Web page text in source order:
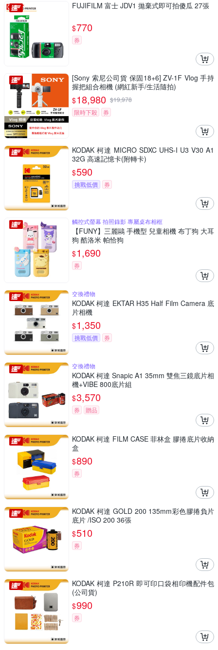
FUJIFILM 富士 JDV1 拋棄式即可拍傻瓜 27張
$770
券
[Sony 索尼公司貨 保固18+6] ZV-1F Vlog 手持
握把組合相機 (網紅新手/生活隨拍)
$18,980 $19,978
限時下殺
券
KODAK 柯達 MICRO SDXC UHS-I U3 V30 A1
32G 高速記憶卡(附轉卡)
$590
挑戰低價 券
觸控式螢幕 拍照錄影 專屬桌布相框
【FUNY】三麗鷗 手機型 兒童相機 布丁狗 大耳
狗 酷洛米 帕恰狗
$1,690
券
交換禮物
KODAK 柯達 EKTAR H35 Half Film Camera 底
片相機
$1,350
挑戰低價 券
交換禮物
KODAK 柯達 Snapic A1 35mm 雙焦三鏡底片相
機+VIBE 800底片組
$3,570
券 贈品
KODAK 柯達 FILM CASE 菲林盒 膠捲底片收納
盒
$890
券
KODAK 柯達 GOLD 200 135mm彩色膠捲負片
底片 /ISO 200 36張
$510
券
KODAK 柯達 P210R 即可印口袋相印機配件包
(公司貨)
$990
券